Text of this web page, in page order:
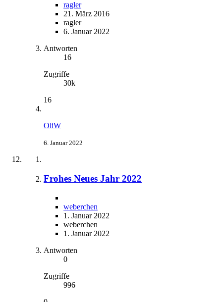
ragler
21. März 2016
ragler
6. Januar 2022
Antworten
16
Zugriffe
30k
16
OliW
6. Januar 2022
Frohes Neues Jahr 2022
weberchen
1. Januar 2022
weberchen
1. Januar 2022
Antworten
0
Zugriffe
996